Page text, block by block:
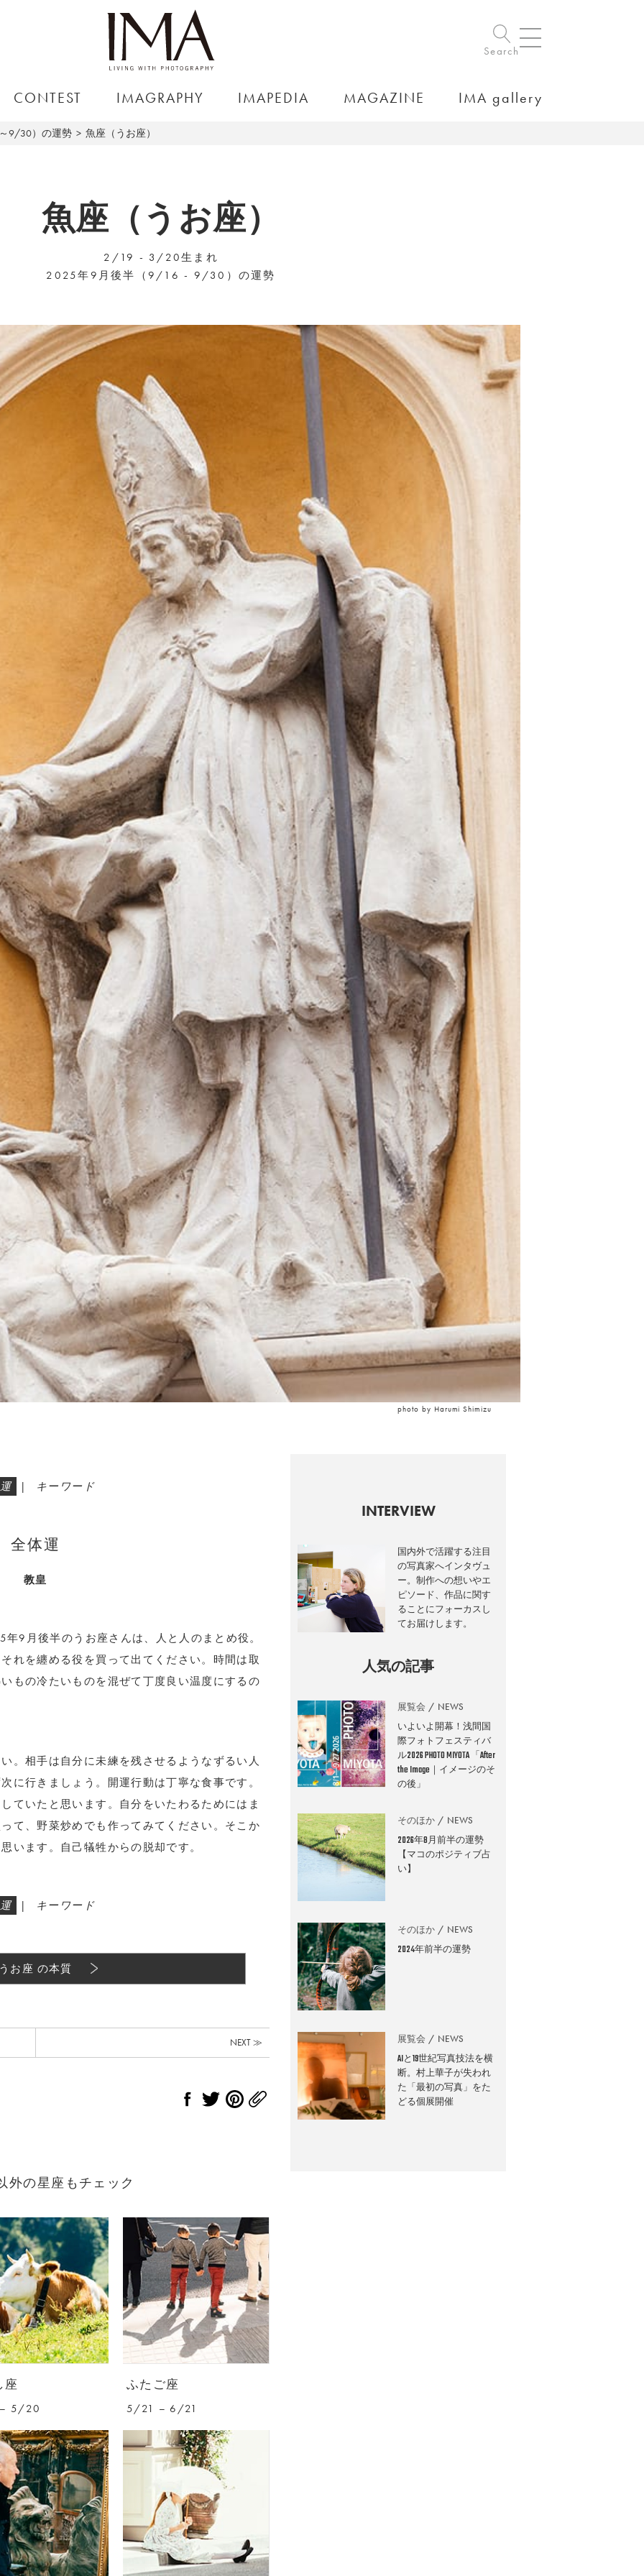
Search
CONTEST IMAGRAPHY IMAPEDIA MAGAZINE IMA gallery
9/30）の運勢 魚座（うお座）
魚座（うお座）
2/19 - 3/20生まれ
2025年9月後半（9/16 - 9/30）の運勢
photo by Harumi Shimizu
| キーワード
全体運
教皇
9月後半のうお座さんは、人と人のまとめ役。
れを纏める役を買って出てください。時間は取
もの冷たいものを混ぜて丁度良い温度にするの
。相手は自分に未練を残させるようなずるい人
に行きましょう。開運行動は丁寧な食事です。
ていたと思います。自分をいたわるためにはま
て、野菜炒めでも作ってみてください。そこか
います。自己犠牲からの脱却です。
| キーワード
お座 の本質
NEXT ≫
の星座もチェック
座
5/20
ふたご座
5/21 – 6/21
INTERVIEW
国内外で活躍する注目
の写真家へインタヴュ
ー。制作への想いやエ
ピソード、作品に関す
ることにフォーカスし
てお届けします。
人気の記事
展覧会 NEWS
いよいよ開幕！浅間国
際フォトフェスティバ
ル2026 PHOTO MIYOTA 「After
the Image｜イメージのそ
の後」
そのほか NEWS
2026年8月前半の運勢
【マコのポジティブ占
い】
そのほか NEWS
2024年前半の運勢
展覧会 NEWS
AIと19世紀写真技法を横
断。村上華子が失われ
た「最初の写真」をた
どる個展開催